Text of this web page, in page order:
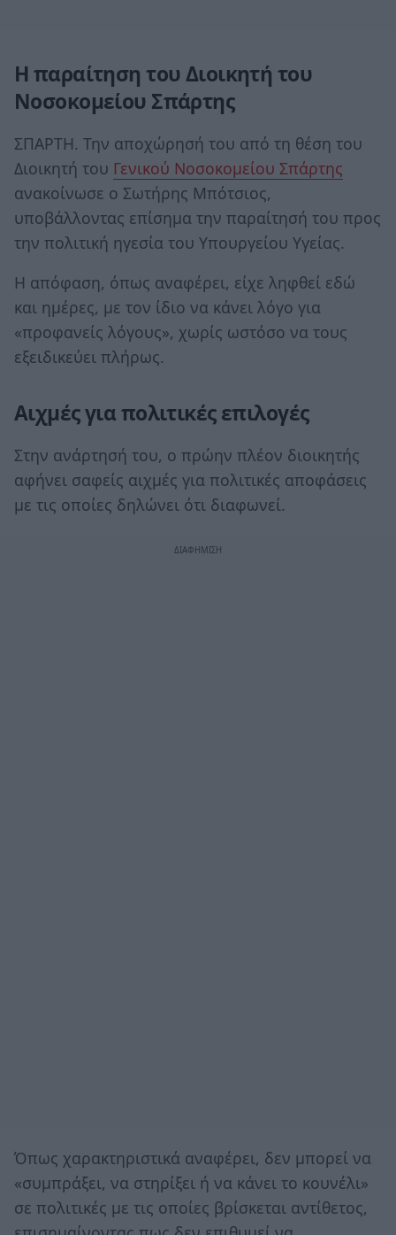
Η παραίτηση του Διοικητή του
Νοσοκομείου Σπάρτης
ΣΠΑΡΤΗ. Την αποχώρησή του από τη θέση του
Διοικητή του Γενικού Νοσοκομείου Σπάρτης
ανακοίνωσε ο Σωτήρης Μπότσιος,
υποβάλλοντας επίσημα την παραίτησή του προς
την πολιτική ηγεσία του Υπουργείου Υγείας.
Η απόφαση, όπως αναφέρει, είχε ληφθεί εδώ
και ημέρες, με τον ίδιο να κάνει λόγο για
«προφανείς λόγους», χωρίς ωστόσο να τους
εξειδικεύει πλήρως.
Αιχμές για πολιτικές επιλογές
Στην ανάρτησή του, ο πρώην πλέον διοικητής
αφήνει σαφείς αιχμές για πολιτικές αποφάσεις
με τις οποίες δηλώνει ότι διαφωνεί.
Όπως χαρακτηριστικά αναφέρει, δεν μπορεί να
«συμπράξει, να στηρίξει ή να κάνει το κουνέλι»
σε πολιτικές με τις οποίες βρίσκεται αντίθετος,